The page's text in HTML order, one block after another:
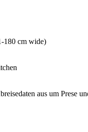
180 cm wide)
aus um Prese